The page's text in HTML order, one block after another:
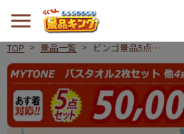
TOP 景品一覧
ビンゴ景品5点セ
ット【MYTONE
バスタオル2枚セ
ット/電動ワイン
オープナー 他】
A3パネル・目録
付き<送料無料>
ビンゴ景品5点セッ